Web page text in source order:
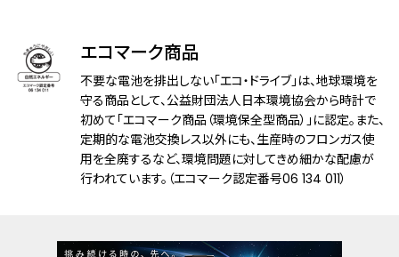
アレルギーレベル 耐ニッケルアレルギー
耐磁性能 １種耐磁
デザイン特徴
夜光(針＋インデックス)
フィットアジャスター
裏ぶたに都市表示を刻印
過充電防止機能
エコマーク商品
不要な電池を排出しない「エコ・ドライブ」は、地球環境を
守る商品として、公益財団法人日本環境協会から時計で
初めて「エコマーク商品（環境保全型商品）」に認定。また、
定期的な電池交換レス以外にも、生産時のフロンガス使
用を全廃するなど、環境問題に対してきめ細かな配慮が
行われています。（エコマーク認定番号06 134 011）